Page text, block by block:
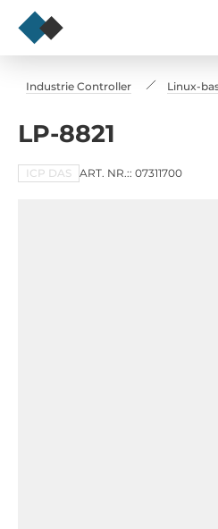
Industrie Controller Linux-
LP-8821
ICP DAS ART. NR.:: 07311700